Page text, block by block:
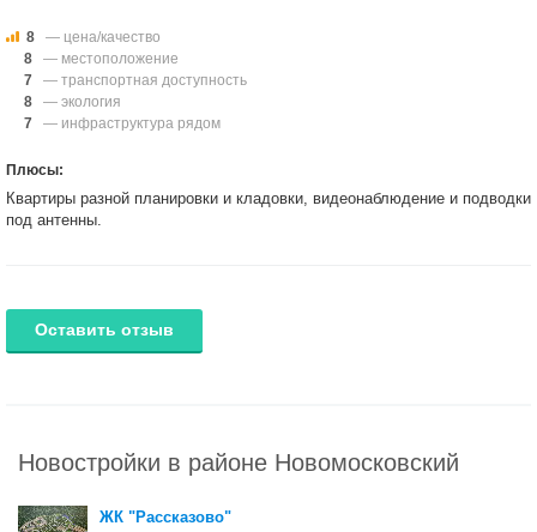
8
— цена/качество
8
— местоположение
7
— транспортная доступность
8
— экология
7
— инфраструктура рядом
Плюсы:
Квартиры разной планировки и кладовки, видеонаблюдение и подводки
под антенны.
Оставить отзыв
Новостройки в районе Новомосковский
ЖК "Рассказово"